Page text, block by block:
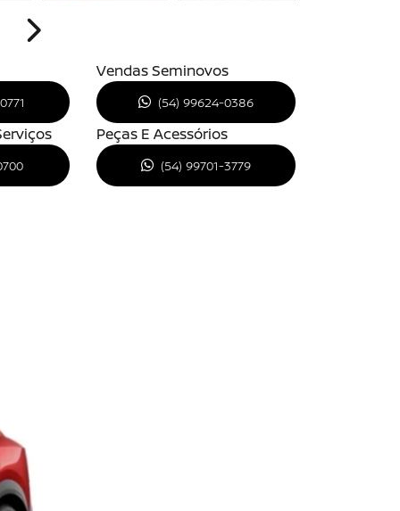
Próximo
Vendas Seminovos
(54) 99624-0386
Peças E Acessórios
(54) 99701-3779